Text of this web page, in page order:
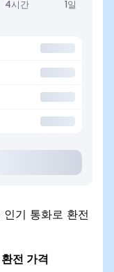
4시간 1일
기 통화로 환전
전 가격